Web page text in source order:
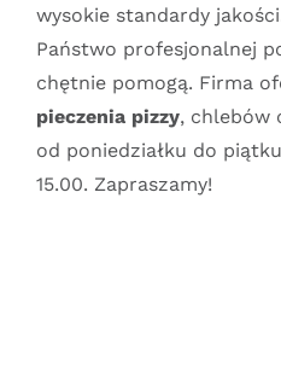
wysokie standardy
Państwo profesjonalnej
chętnie pomogą. Firma
pieczenia pizzy, chlebów
od poniedziałku do
15.00. Zapraszamy!